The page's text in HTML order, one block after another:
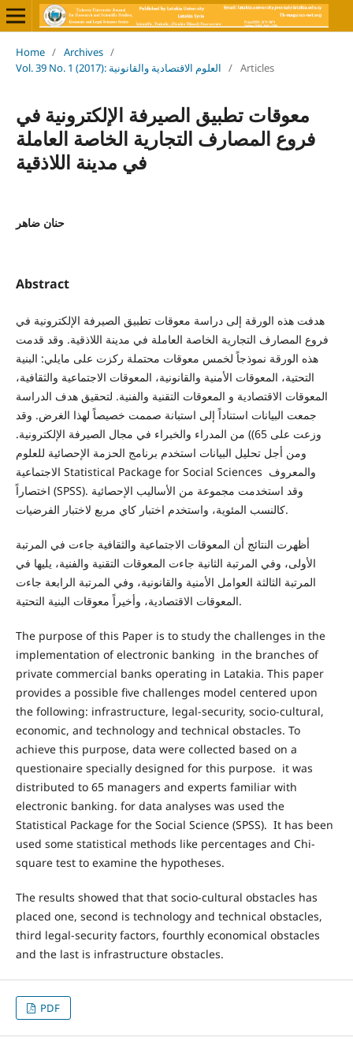
Home / Archives /
Vol. 39 No. 1 (2017): العلوم الاقتصادية والقانونية / Articles
معوقات تطبيق الصيرفة الإلكترونية في
فروع المصارف التجارية الخاصة العاملة
في مدينة اللاذقية
حنان ضاهر
Abstract
هدفت هذه الورقة إلى دراسة معوقات تطبيق الصيرفة الإلكترونية في
فروع المصارف التجارية الخاصة العاملة في مدينة اللاذقية. وقد قدمت
هذه الورقة نموذجاً لخمس معوقات محتملة ركزت على مايلي: البنية
التحتية، المعوقات الأمنية والقانونية، المعوقات الاجتماعية والثقافية،
المعوقات الاقتصادية و المعوقات التقنية والفنية. لتحقيق هدف الدراسة
جمعت البيانات استناداً إلى استبانة صممت خصيصاً لهذا الغرض. وقد
وزعت على 65)) من المدراء والخبراء في مجال الصيرفة الإلكترونية.
ومن أجل تحليل البيانات استخدم برنامج الحزمة الإحصائية للعلوم
الاجتماعية Statistical Package for Social Sciences والمعروف
اختصاراً (SPSS). وقد استخدمت مجموعة من الأساليب الإحصائية
كالنسب المئوية، واستخدم اختبار كاي مربع لاختبار الفرضيات.
أظهرت النتائج أن المعوقات الاجتماعية والثقافية جاءت في المرتبة
الأولى، وفي المرتبة الثانية جاءت المعوقات التقنية والفنية، يليها في
المرتبة الثالثة العوامل الأمنية والقانونية، وفي المرتبة الرابعة جاءت
المعوقات الاقتصادية، وأخيراً معوقات البنية التحتية.
The purpose of this Paper is to study the challenges in the
implementation of electronic banking in the branches of
private commercial banks operating in Latakia. This paper
provides a possible five challenges model centered upon
the following: infrastructure, legal-security, socio-cultural,
economic, and technology and technical obstacles. To
achieve this purpose, data were collected based on a
questionaire specially designed for this purpose. it was
distributed to 65 managers and experts familiar with
electronic banking. for data analyses was used the
Statistical Package for the Social Science (SPSS). It has been
used some statistical methods like percentages and Chi-
square test to examine the hypotheses.
The results showed that that socio-cultural obstacles has
placed one, second is technology and technical obstacles,
third legal-security factors, fourthly economical obstacles
and the last is infrastructure obstacles.
PDF